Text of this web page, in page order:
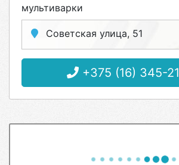
мультиварки
Советская улица, 51
+375 (16) 345-